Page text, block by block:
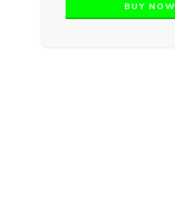
BUY NOW